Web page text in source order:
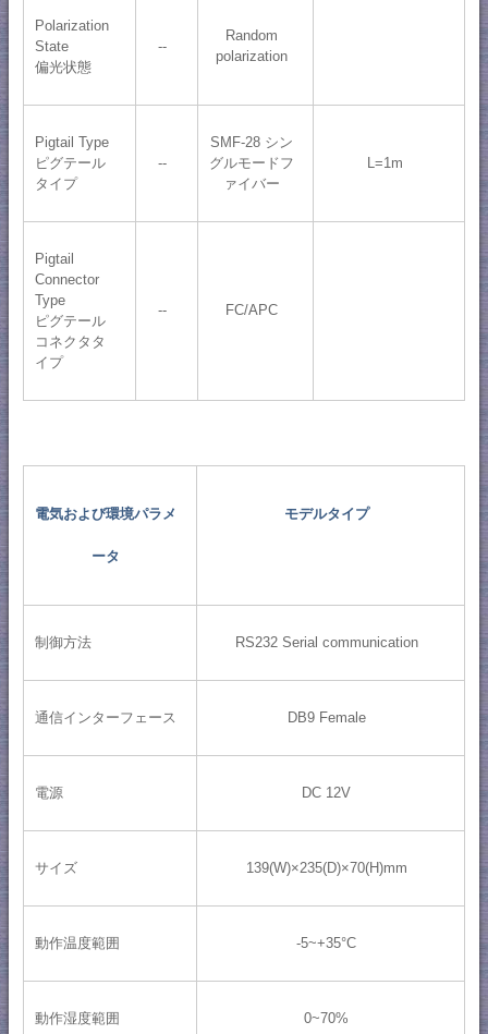
Polarization
State
偏光状態
--
Random
polarization
Pigtail Type
ピグテール
タイプ
--
SMF-28 シン
グルモードフ
ァイバー
L=1m
Pigtail
Connector
Type
ピグテール
コネクタタ
イプ
-- FC/APC
電気および環境パラメ
ータ
モデルタイプ
制御方法 RS232 Serial communication
通信インターフェース DB9 Female
電源 DC 12V
サイズ 139(W)×235(D)×70(H)mm
動作温度範囲 -5~+35°C
動作湿度範囲 0~70%